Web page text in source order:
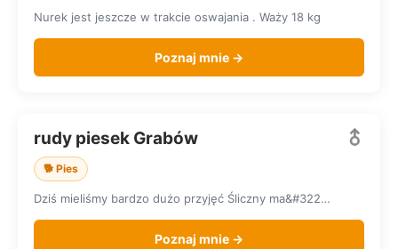
Nurek jest jeszcze w trakcie oswajania . Waży 18 kg
Poznaj mnie →
SZUKA DOMU
rudy piesek Grabów
🐕 Pies
Dziś mieliśmy bardzo dużo przyjęć Śliczny ma&#322…
Poznaj mnie →